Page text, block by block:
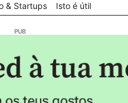
& Startups Isto é útil